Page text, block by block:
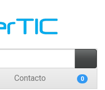
Contacto 0